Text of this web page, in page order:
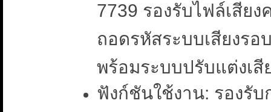
7739 รองรับไฟล์เสียง
ถอดรหัสระบบเสียงรอ
พร้อมระบบปรับแต่งเสี
ฟังก์ชันใช้งาน: รองรับ